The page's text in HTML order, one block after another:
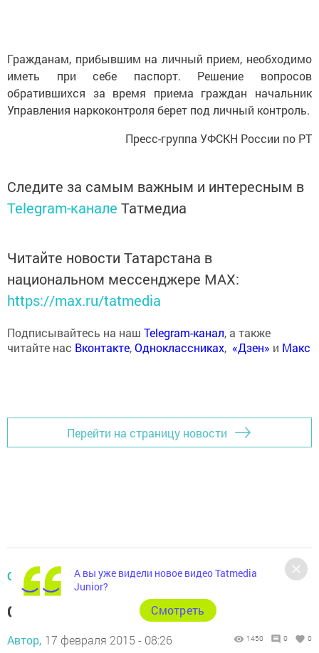
Гражданам, прибывшим на личный прием, необходимо
иметь при себе паспорт. Решение вопросов
обратившихся за время приема граждан начальник
Управления наркоконтроля берет под личный контроль.
Пресс-группа УФСКН России по РТ
Следите за самым важным и интересным в
Telegram-канале Татмедиа
Читайте новости Татарстана в
национальном мессенджере MАХ:
https://max.ru/tatmedia
Подписывайтесь на наш Telegram-канал, а также
читайте нас Вконтакте,Одноклассниках, «Дзен» и Макс
Перейти на страницу новости
ОБЩЕСТВО
Скоро в школу
Автор, 17 февраля 2015 - 08:26 1450 0 0
А вы уже видели новое видео Tatmedia
Junior?
Cмотреть